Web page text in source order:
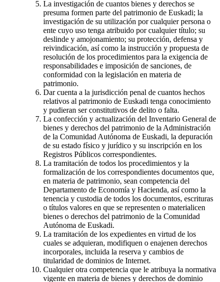
La investigación de cuantos bienes y derechos se
presuma formen parte del patrimonio de Euskadi; la
investigación de su utilización por cualquier persona o
ente cuyo uso tenga atribuido por cualquier título; su
deslinde y amojonamiento; su protección, defensa y
reivindicación, así como la instrucción y propuesta de
resolución de los procedimientos para la exigencia de
responsabilidades e imposición de sanciones, de
conformidad con la legislación en materia de
patrimonio.
Dar cuenta a la jurisdicción penal de cuantos hechos
relativos al patrimonio de Euskadi tenga conocimiento
y pudieran ser constitutivos de delito o falta.
La confección y actualización del Inventario General de
bienes y derechos del patrimonio de la Administración
de la Comunidad Autónoma de Euskadi, la depuración
de su estado físico y jurídico y su inscripción en los
Registros Públicos correspondientes.
La tramitación de todos los procedimientos y la
formalización de los correspondientes documentos que,
en materia de patrimonio, sean competencia del
Departamento de Economía y Hacienda, así como la
tenencia y custodia de todos los documentos, escrituras
o títulos valores en que se representen o materialicen
bienes o derechos del patrimonio de la Comunidad
Autónoma de Euskadi.
La tramitación de los expedientes en virtud de los
cuales se adquieran, modifiquen o enajenen derechos
incorporales, incluida la reserva y cambios de
titularidad de dominios de Internet.
Cualquier otra competencia que le atribuya la normativa
vigente en materia de bienes y derechos de dominio